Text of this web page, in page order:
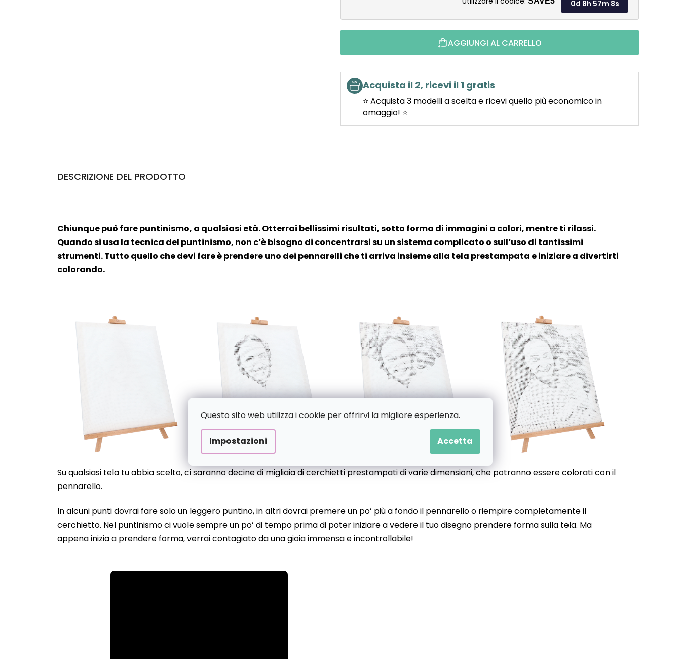
Questo sito web utilizza i cookie per offrirvi la migliore esperienza.
Impostazioni Accetta
0d 8h 57m 6s
AGGIUNGI AL CARRELLO
Acquista il 2, ricevi il 1 gratis
⭐ Acquista 3 modelli a scelta e ricevi quello più economico in
omaggio! ⭐
DESCRIZIONE DEL PRODOTTO
Chiunque può farepuntinismo, a qualsiasi età. Otterrai bellissimi risultati, sotto forma di immagini a colori, mentre ti rilassi.
Quando si usa la tecnica del puntinismo, non c’è bisogno di concentrarsi su un sistema complicato o sull’uso di tantissimi
strumenti. Tutto quello che devi fare è prendere uno dei pennarelli che ti arriva insieme alla tela prestampata e iniziare a divertirti
colorando.
Su qualsiasi tela tu abbia scelto, ci saranno decine di migliaia di cerchietti prestampati di varie dimensioni, che potranno essere colorati con il
pennarello.
In alcuni punti dovrai fare solo un leggero puntino, in altri dovrai premere un po’ più a fondo il pennarello o riempire completamente il
cerchietto. Nel puntinismo ci vuole sempre un po’ di tempo prima di poter iniziare a vedere il tuo disegno prendere forma sulla tela. Ma
appena inizia a prendere forma, verrai contagiato da una gioia immensa e incontrollabile!